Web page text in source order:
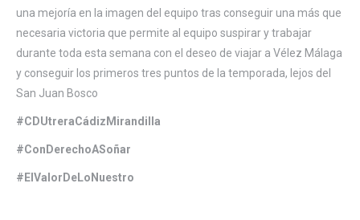
una mejoría en la imagen del equipo tras conseguir una más que
necesaria victoria que permite al equipo suspirar y trabajar
durante toda esta semana con el deseo de viajar a Vélez Málaga
y conseguir los primeros tres puntos de la temporada, lejos del
San Juan Bosco
#CDUtreraCádizMirandilla
#ConDerechoASoñar
#ElValorDeLoNuestro